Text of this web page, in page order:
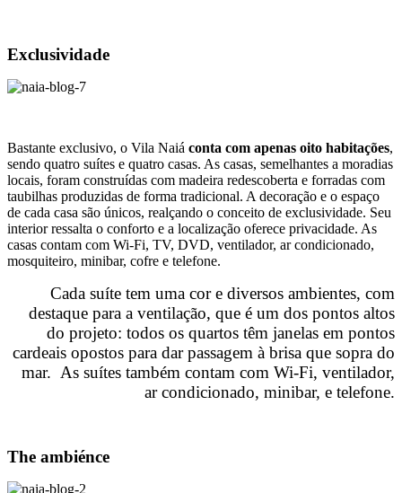
Exclusividade
Bastante exclusivo, o Vila Naiá conta com apenas oito habitações,
sendo quatro suítes e quatro casas. As casas, semelhantes a moradias
locais, foram construídas com madeira redescoberta e forradas com
taubilhas produzidas de forma tradicional. A decoração e o espaço
de cada casa são únicos, realçando o conceito de exclusividade. Seu
interior ressalta o conforto e a localização oferece privacidade. As
casas contam com Wi-Fi, TV, DVD, ventilador, ar condicionado,
mosquiteiro, minibar, cofre e telefone.
Cada suíte tem uma cor e diversos ambientes, com
destaque para a ventilação, que é um dos pontos altos
do projeto: todos os quartos têm janelas em pontos
cardeais opostos para dar passagem à brisa que sopra do
mar. As suítes também contam com Wi-Fi, ventilador,
ar condicionado, minibar, e telefone.
The ambiénce